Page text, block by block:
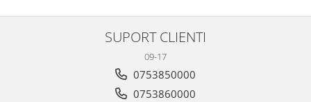
SUPORT CLIENTI
09-17
0753850000
0753860000